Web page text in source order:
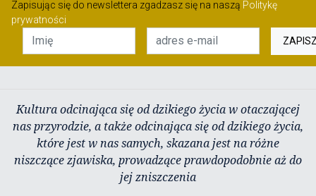
Zapisując się do newslettera zgadzasz się na naszą Politykę
prywatności
Kultura odcinająca się od dzikiego życia w otaczającej
nas przyrodzie, a także odcinająca się od dzikiego życia,
które jest w nas samych, skazana jest na różne
niszczące zjawiska, prowadzące prawdopodobnie aż do
jej zniszczenia